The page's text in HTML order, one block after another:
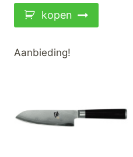
kopen
Aanbieding!